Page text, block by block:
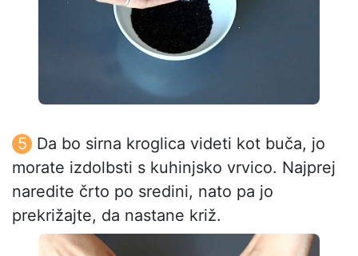
Da bo sirna kroglica videti kot buča, jo
morate izdolbsti s kuhinjsko vrvico. Najprej
naredite črto po sredini, nato pa jo
prekrižajte, da nastane križ.